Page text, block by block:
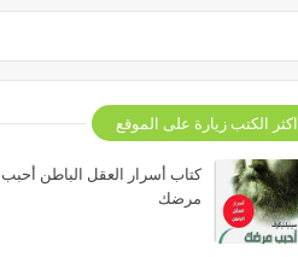
اكثر الكتب زيارة على الموقع
كتاب أسرار العقل الباطن أحبب
مرضك